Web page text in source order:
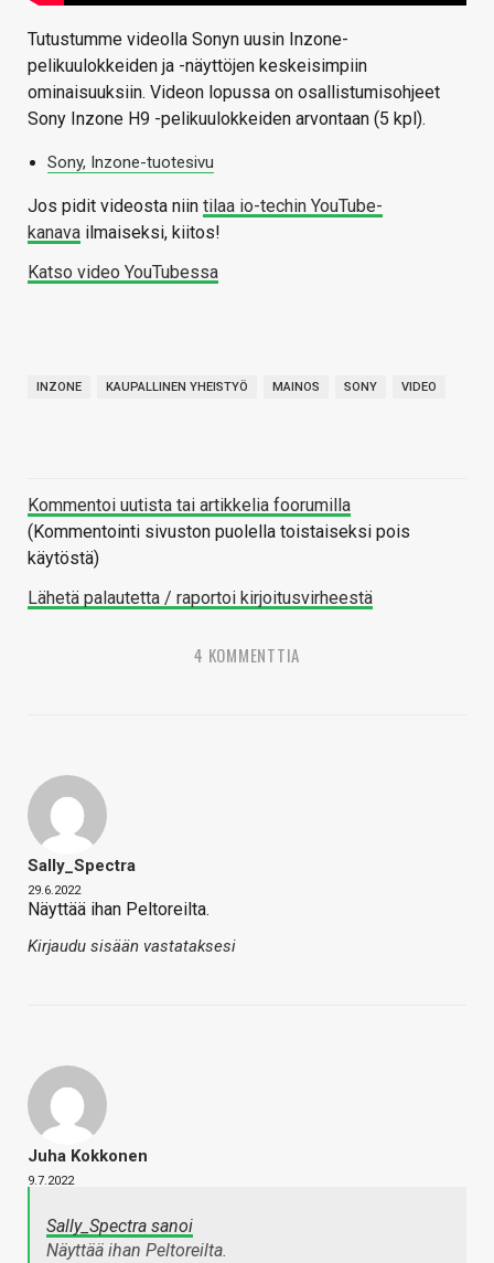
Tutustumme videolla Sonyn uusin Inzone-
pelikuulokkeiden ja -näyttöjen keskeisimpiin
ominaisuuksiin. Videon lopussa on osallistumisohjeet
Sony Inzone H9 -pelikuulokkeiden arvontaan (5 kpl).
Sony, Inzone-tuotesivu
Jos pidit videosta niin tilaa io-techin YouTube-
kanava ilmaiseksi, kiitos!
Katso video YouTubessa
INZONE KAUPALLINEN YHEISTYÖ MAINOS SONY VIDEO
Kommentoi uutista tai artikkelia foorumilla
(Kommentointi sivuston puolella toistaiseksi pois
käytöstä)
Lähetä palautetta / raportoi kirjoitusvirheestä
4 KOMMENTTIA
Sally_Spectra
29.6.2022
Näyttää ihan Peltoreilta.
Kirjaudu sisään vastataksesi
Juha Kokkonen
9.7.2022
Sally_Spectra sanoi
Näyttää ihan Peltoreilta.